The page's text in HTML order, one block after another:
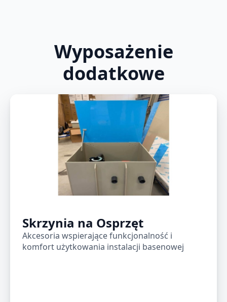
Wyposażenie
dodatkowe
Skrzynia na Osprzęt
Akcesoria wspierające funkcjonalność i
komfort użytkowania instalacji basenowej